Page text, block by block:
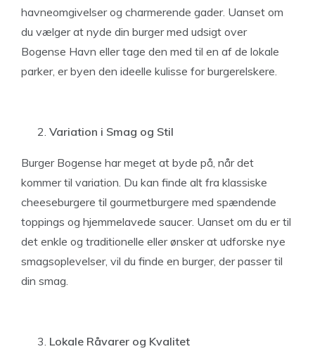
havneomgivelser og charmerende gader. Uanset om
du vælger at nyde din burger med udsigt over
Bogense Havn eller tage den med til en af de lokale
parker, er byen den ideelle kulisse for burgerelskere.
Variation i Smag og Stil
Burger Bogense har meget at byde på, når det
kommer til variation. Du kan finde alt fra klassiske
cheeseburgere til gourmetburgere med spændende
toppings og hjemmelavede saucer. Uanset om du er til
det enkle og traditionelle eller ønsker at udforske nye
smagsoplevelser, vil du finde en burger, der passer til
din smag.
Lokale Råvarer og Kvalitet